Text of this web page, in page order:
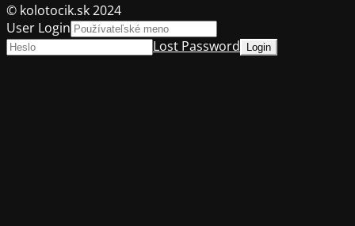
© kolotocik.sk 2024
User Login
Lost Password